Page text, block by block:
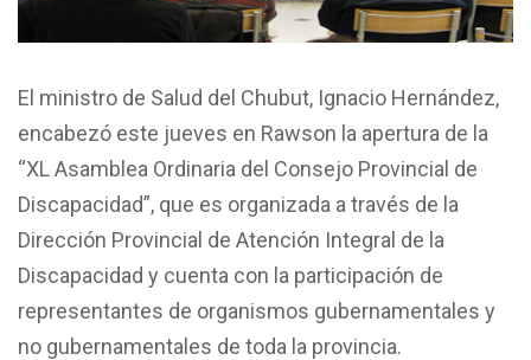
El ministro de Salud del Chubut, Ignacio Hernández,
encabezó este jueves en Rawson la apertura de la
“XL Asamblea Ordinaria del Consejo Provincial de
Discapacidad”, que es organizada a través de la
Dirección Provincial de Atención Integral de la
Discapacidad y cuenta con la participación de
representantes de organismos gubernamentales y
no gubernamentales de toda la provincia.